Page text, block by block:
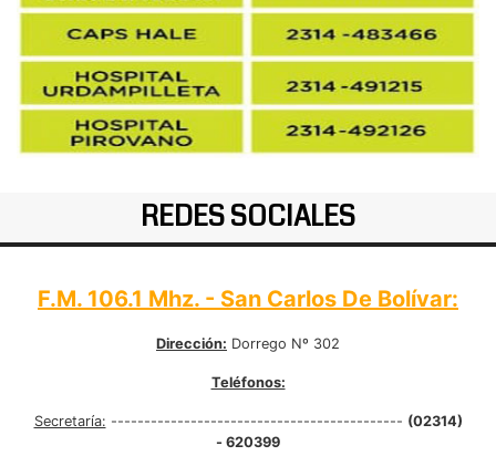
REDES SOCIALES
F.M. 106.1 Mhz. - San Carlos De Bolívar:
Dirección: Dorrego Nº 302
Teléfonos:
Secretaría: -------------------------------------------- (02314)
- 620399